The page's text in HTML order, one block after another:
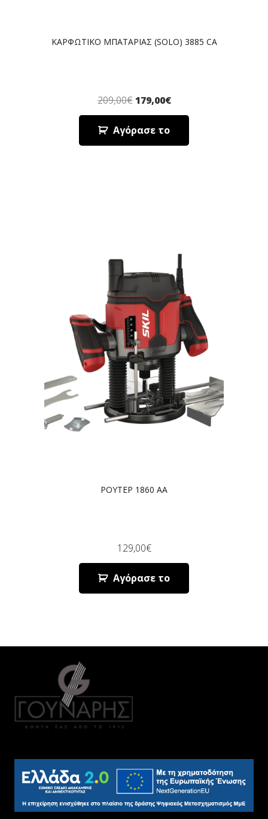
ΚΑΡΦΩΤΙΚΟ ΜΠΑΤΑΡΙΑΣ (SOLO) 3885 CA
209,00€ 179,00€
Αγόρασε το
ΡΟΥΤΕΡ 1860 AA
129,00€
Αγόρασε το